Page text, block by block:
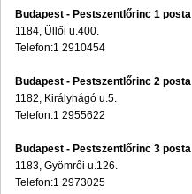
Budapest - Pestszentlőrinc 1 posta
1184, Üllői u.400.
Telefon:1 2910454
Budapest - Pestszentlőrinc 2 posta
1182, Királyhágó u.5.
Telefon:1 2955622
Budapest - Pestszentlőrinc 3 posta
1183, Gyömrői u.126.
Telefon:1 2973025